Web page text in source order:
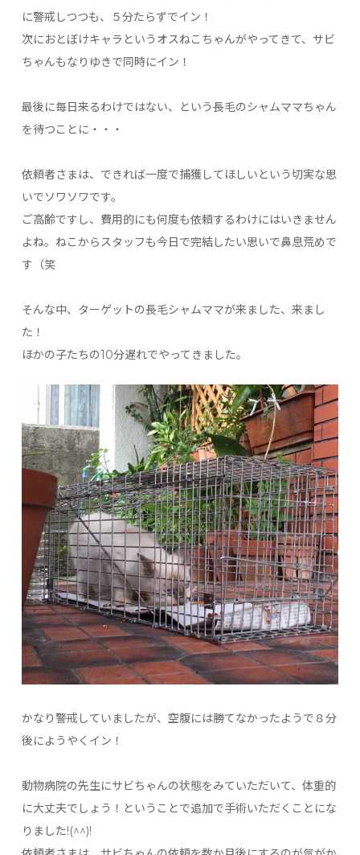
に警戒しつつも、５分たらずでイン！
次におとぼけキャラというオスねこちゃんがやってきて、サビ
ちゃんもなりゆきで同時にイン！
最後に毎日来るわけではない、という長毛のシャムママちゃん
を待つことに・・・
依頼者さまは、できれば一度で捕獲してほしいという切実な思
いでソワソワです。
ご高齢ですし、費用的にも何度も依頼するわけにはいきません
よね。ねこからスタッフも今日で完結したい思いで鼻息荒めで
す（笑
そんな中、ターゲットの長毛シャムママが来ました、来まし
た！
ほかの子たちの10分遅れでやってきました。
かなり警戒していましたが、空腹には勝てなかったようで８分
後にようやくイン！
動物病院の先生にサビちゃんの状態をみていただいて、体重的
に大丈夫でしょう！ということで追加で手術いただくことにな
りました!(^^)!